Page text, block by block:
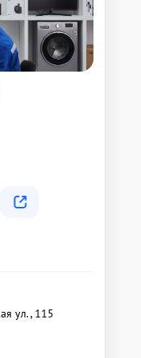
ул., 115